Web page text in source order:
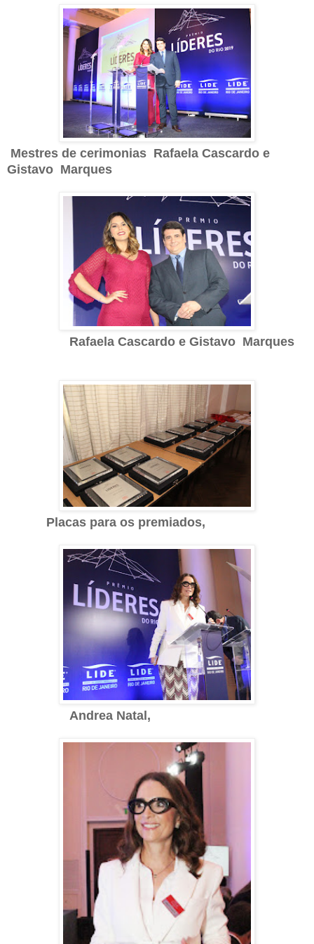
Mestres de cerimonias Rafaela Cascardo e
Gistavo Marques
Rafaela Cascardo e Gistavo Marques
Placas para os premiados,
Andrea Natal,